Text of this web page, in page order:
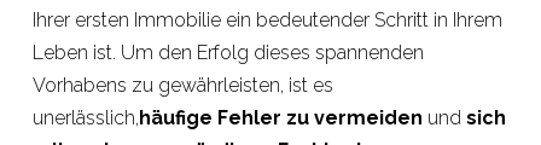
Ihrer ersten Immobilie ein bedeutender Schritt in Ihrem
Leben ist. Um den Erfolg dieses spannenden
Vorhabens zu gewährleisten, ist es
unerlässlich,häufige Fehler zu vermeiden und sich